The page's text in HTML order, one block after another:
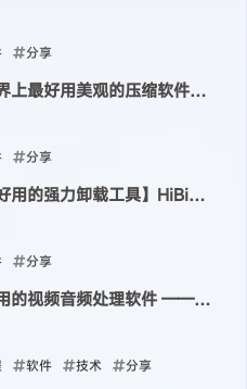
分享
05-14
上最好用美观的压缩软件】
分享
05-10
用的强力卸载工具】HiBit
分享
05-09
的视频音频处理软件 ——
软件 技术 分享